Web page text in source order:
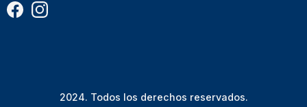
2024. Todos los derechos reservados.